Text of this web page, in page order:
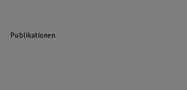
Publikationen